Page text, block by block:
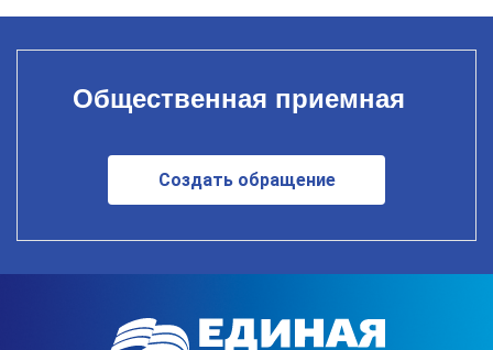
Общественная приемная
Создать обращение